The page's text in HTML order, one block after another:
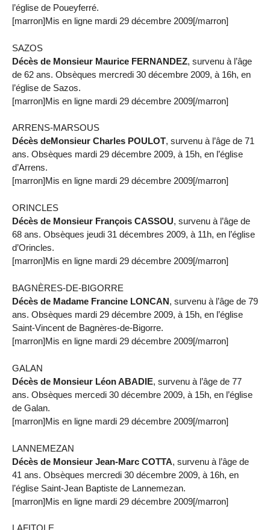
l’église de Poueyferré.
[marron]Mis en ligne mardi 29 décembre 2009[/marron]
SAZOS
Décès de Monsieur Maurice FERNANDEZ, survenu à l’âge
de 62 ans. Obsèques mercredi 30 décembre 2009, à 16h, en
l’église de Sazos.
[marron]Mis en ligne mardi 29 décembre 2009[/marron]
ARRENS-MARSOUS
Décès deMonsieur Charles POULOT, survenu à l’âge de 71
ans. Obsèques mardi 29 décembre 2009, à 15h, en l’église
d’Arrens.
[marron]Mis en ligne mardi 29 décembre 2009[/marron]
ORINCLES
Décès de Monsieur François CASSOU, survenu à l’âge de
68 ans. Obsèques jeudi 31 décembres 2009, à 11h, en l’église
d’Orincles.
[marron]Mis en ligne mardi 29 décembre 2009[/marron]
BAGNÈRES-DE-BIGORRE
Décès de Madame Francine LONCAN, survenu à l’âge de 79
ans. Obsèques mardi 29 décembre 2009, à 15h, en l’église
Saint-Vincent de Bagnères-de-Bigorre.
[marron]Mis en ligne mardi 29 décembre 2009[/marron]
GALAN
Décès de Monsieur Léon ABADIE, survenu à l’âge de 77
ans. Obsèques mercedi 30 décembre 2009, à 15h, en l’église
de Galan.
[marron]Mis en ligne mardi 29 décembre 2009[/marron]
LANNEMEZAN
Décès de Monsieur Jean-Marc COTTA, survenu à l’âge de
41 ans. Obsèques mercredi 30 décembre 2009, à 16h, en
l’église Saint-Jean Baptiste de Lannemezan.
[marron]Mis en ligne mardi 29 décembre 2009[/marron]